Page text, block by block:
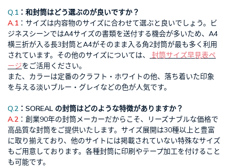
Q.1 ：和封筒はどう選ぶのが良いですか？
A.1 ：サイズは内容物のサイズに合わせて選ぶと良いでしょう。ビ
ジネスシーンではA4サイズの書類を送付する機会が多いため、A4
横三折が入る長3封筒とA4がそのまま入る角2封筒が最も多く利用
されています。その他のサイズについては、
封筒サイズ早見表ペ
ージをご活用ください。
また、カラーは定番のクラフト・ホワイトの他、落ち着いた印象
を与える淡いブルー・グレイなどの色が人気です。
Q.2 ：SOREAL の封筒はどのような特徴がありますか？
A.2 ：創業90年の封筒メーカーだからこそ、リーズナブルな価格で
高品質な封筒をご提供いたします。サイズ展開は30種以上と豊富
に取り揃えており、他のサイトには掲載されていない特殊なサイズ
もご用意しております。各種封筒に印刷やテープ加工を付けること
も可能です。